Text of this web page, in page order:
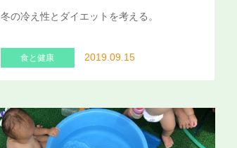
冬の冷え性とダイエットを考える。
食と健康 2019.09.15